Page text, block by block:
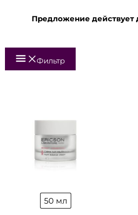
Предложение действует
Фильтр
50 мл